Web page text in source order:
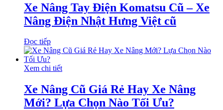
Xe Nâng Tay Điện Komatsu Cũ – Xe
Nâng Điện Nhật Hưng Việt cũ
Đọc tiếp
Xem chi tiết
Xe Nâng Cũ Giá Rẻ Hay Xe Nâng
Mới? Lựa Chọn Nào Tối Ưu?